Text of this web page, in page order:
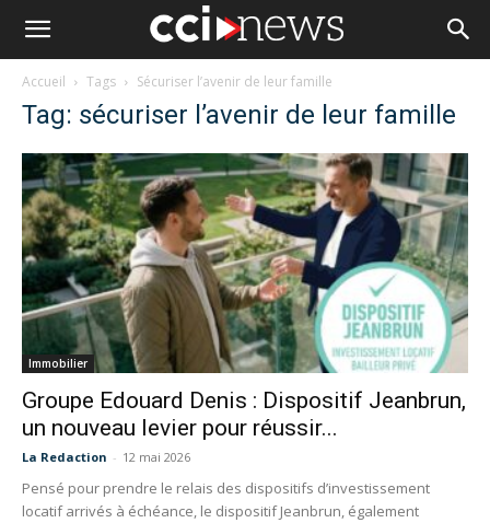
Accueil Tags Sécuriser l’avenir de leur famille
Tag: sécuriser l’avenir de leur famille
Immobilier
Groupe Edouard Denis : Dispositif Jeanbrun,
un nouveau levier pour réussir...
La Redaction - 12 mai 2026
Pensé pour prendre le relais des dispositifs d’investissement
locatif arrivés à échéance, le dispositif Jeanbrun, également